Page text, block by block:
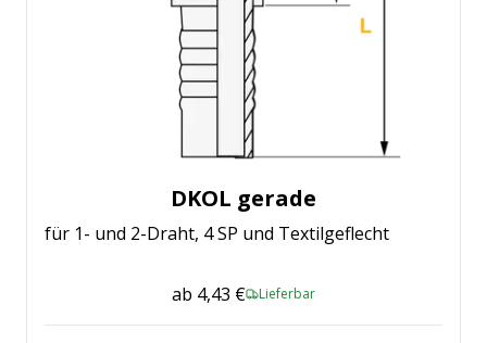
DKOL gerade
für 1- und 2-Draht, 4 SP und Textilgeflecht
ab 4,43 € Lieferbar